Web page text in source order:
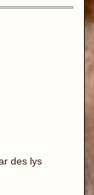
des lys